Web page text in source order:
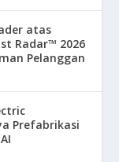
atas
Radar™ 2026
Pelanggan
Prefabrikasi